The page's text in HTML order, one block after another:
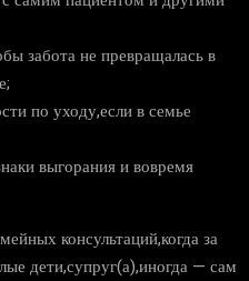
забота не превращалась в
по уходу,если в семье
выгорания и вовремя
консультаций,когда за
дети,супруг(а),иногда — сам